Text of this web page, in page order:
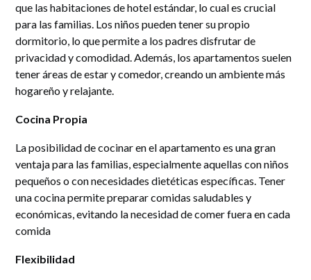
que las habitaciones de hotel estándar, lo cual es crucial
para las familias. Los niños pueden tener su propio
dormitorio, lo que permite a los padres disfrutar de
privacidad y comodidad. Además, los apartamentos suelen
tener áreas de estar y comedor, creando un ambiente más
hogareño y relajante.
Cocina Propia
La posibilidad de cocinar en el apartamento es una gran
ventaja para las familias, especialmente aquellas con niños
pequeños o con necesidades dietéticas específicas. Tener
una cocina permite preparar comidas saludables y
económicas, evitando la necesidad de comer fuera en cada
comida​
Flexibilidad